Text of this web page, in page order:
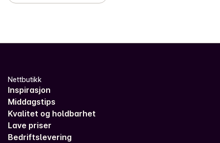
Nettbutikk
Inspirasjon
Middagstips
Kvalitet og holdbarhet
Lave priser
Bedriftslevering